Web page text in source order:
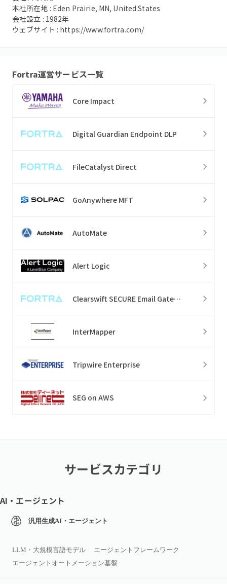
本社所在地 : Eden Prairie, MN, United States
会社設立 : 1982年
ウェブサイト : https://www.fortra.com/
Fortra運営サービス一覧
Core Impact
Digital Guardian Endpoint DLP
FileCatalyst Direct
GoAnywhere MFT
AutoMate
Alert Logic
Clearswift SECURE Email Gateway
InterMapper
Tripwire Enterprise
SEG on AWS
サービスカテゴリ
AI・エージェント
汎用生成AI・エージェント
LLM・大規模言語モデル
エージェントフレームワーク
エージェントオートメーション基盤